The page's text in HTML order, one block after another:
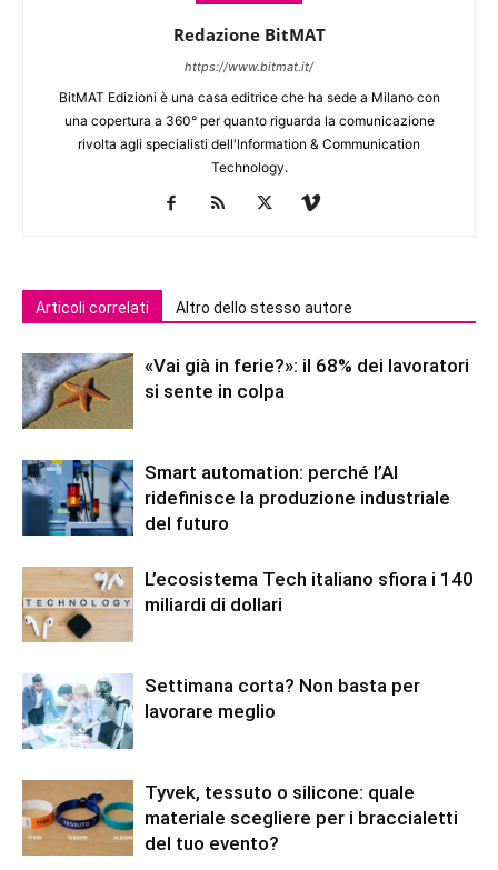
Redazione BitMAT
https://www.bitmat.it/
BitMAT Edizioni è una casa editrice che ha sede a Milano con
una copertura a 360° per quanto riguarda la comunicazione
rivolta agli specialisti dell'lnformation & Communication
Technology.
Articoli correlati Altro dello stesso autore
«Vai già in ferie?»: il 68% dei lavoratori
si sente in colpa
Smart automation: perché l’AI
ridefinisce la produzione industriale
del futuro
L’ecosistema Tech italiano sfiora i 140
miliardi di dollari
Settimana corta? Non basta per
lavorare meglio
Tyvek, tessuto o silicone: quale
materiale scegliere per i braccialetti
del tuo evento?